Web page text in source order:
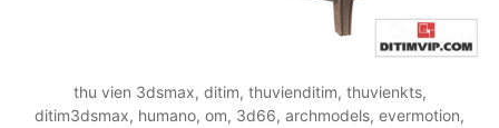
thu vien 3dsmax, ditim, thuvienditim, thuvienkts,
ditim3dsmax, humano, om, 3d66, archmodels, evermotion,